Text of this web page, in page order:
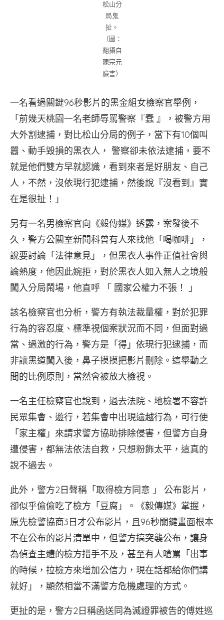
松山分
局鬼
扯。
（圖：
翻攝自
陳宗元
臉書）
一名看過關鍵96秒影片的黑金組女檢察官舉例，
「前幾天桃園一名老師辱罵警察『蠢 』，被警方用
大外割逮捕，對比松山分局的例子，當下有10個叫
囂、動手毀損的黑衣人， 警察卻未依法逮捕，要不
就是他們雙方早就認識，看到來者是好朋友、自己
人，不然，沒依現行犯逮捕，然後說『沒看到』實
在是很扯！」
另有一名男檢察官向《毅傳媒》透露，案發後不
久，警方公關室新聞科曾有人來找他「喝咖啡」，
說要討論「法律意見」，但黑衣人事件正值社會輿
論熱度，他因此婉拒，對於黑衣人如入無人之境般
闖入分局鬧場，他直呼 「 國家公權力不張！ 」
該名檢察官也分析，警方有執法裁量權，對於犯罪
行為的容忍度、標準視個案狀況而不同，但面對過
當、過激的行為，警方是「得」依現行犯逮捕，而
非讓黑道闖入後，鼻子摸摸把影片刪除。這舉動之
間的比例原則，當然會被放大檢視。
一名主任檢察官也說到，過去法院、地檢署不容許
民眾集會、遊行，若集會中出現逾越行為，可行使
「家主權」來請求警方協助排除侵害，但警方自身
遭侵害，都無法依法自救，只想粉飾太平，這真的
說不過去。
此外，警方2日聲稱「取得檢方同意 」 公布影片，
卻似乎偷偷吃了檢方「豆腐」。《毅傳媒》掌握，
原先檢警協商3日才公布影片，且96秒關鍵畫面根本
不在公布的影片清單中，但警方搞突襲公布，讓身
為偵查主體的檢方措手不及，甚至有人嗆罵「出事
的時候，拉檢方來增加公信力，現在話都給你們講
就好」，顯然相當不滿警方危機處理的方式。
更扯的是，警方2日稱函送同為滅證罪被告的傅姓巡